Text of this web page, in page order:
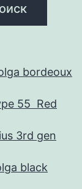
bordeoux
55 Red
3rd gen
black